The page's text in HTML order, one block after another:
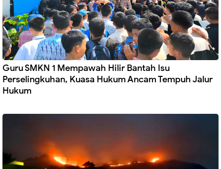
Guru SMKN 1 Mempawah Hilir Bantah Isu
Perselingkuhan, Kuasa Hukum Ancam Tempuh Jalur
Hukum